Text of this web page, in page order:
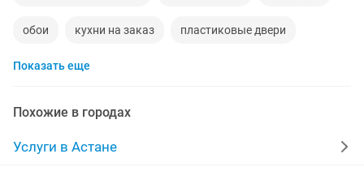
обои кухни на заказ пластиковые двери
курсы маникюра
уголь лестницы
Показать еще
Похожие в городах
Услуги в Астане